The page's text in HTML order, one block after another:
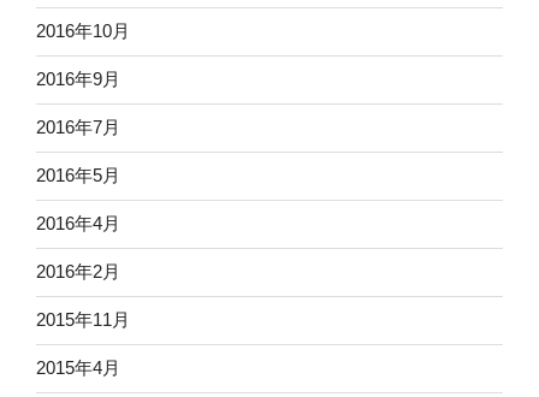
2016年10月
2016年9月
2016年7月
2016年5月
2016年4月
2016年2月
2015年11月
2015年4月